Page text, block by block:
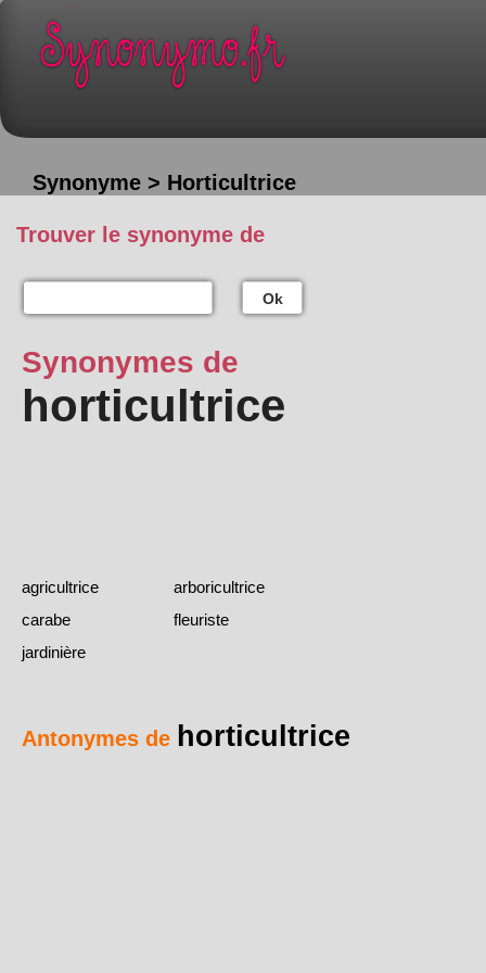
Synonyme > Horticultrice
Trouver le synonyme de
Ok
Synonymes de
horticultrice
agricultrice
arboricultrice
carabe
fleuriste
jardinière
Antonymes de horticultrice